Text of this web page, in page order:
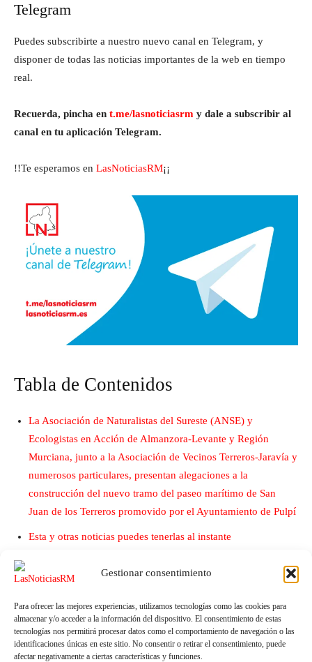
Gestionar consentimiento
Para ofrecer las mejores experiencias, utilizamos tecnologías como las cookies para
almacenar y/o acceder a la información del dispositivo. El consentimiento de estas
tecnologías nos permitirá procesar datos como el comportamiento de navegación o las
identificaciones únicas en este sitio. No consentir o retirar el consentimiento, puede
afectar negativamente a ciertas características y funciones.
Telegram
Puedes subscribirte a nuestro nuevo canal en Telegram, y
disponer de todas las noticias importantes de la web en tiempo
real.
Recuerda, pincha en t.me/lasnoticiasrm y dale a subscribir al
canal en tu aplicación Telegram.
!!Te esperamos en LasNoticiasRM¡¡
Tabla de Contenidos
La Asociación de Naturalistas del Sureste (ANSE) y
Ecologistas en Acción de Almanzora-Levante y Región
Murciana, junto a la Asociación de Vecinos Terreros-Jaravía y
numerosos particulares, presentan alegaciones a la
construcción del nuevo tramo del paseo marítimo de San
Juan de los Terreros promovido por el Ayuntamiento de Pulpí
Esta y otras noticias puedes tenerlas al instante